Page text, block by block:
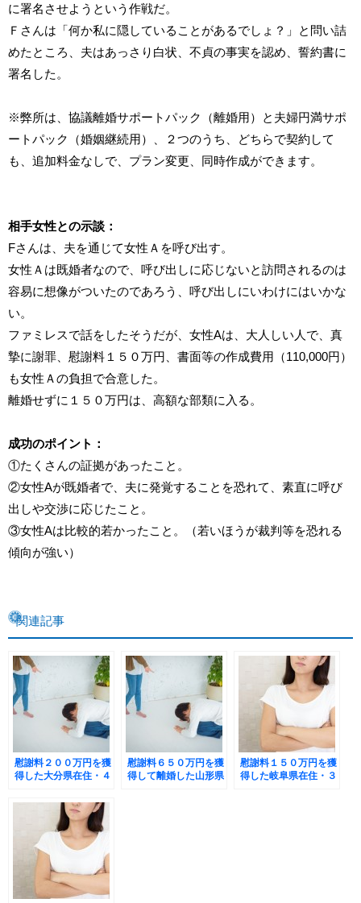
に署名させようという作戦だ。
Ｆさんは「何か私に隠していることがあるでしょ？」と問い詰
めたところ、夫はあっさり白状、不貞の事実を認め、誓約書に
署名した。
※弊所は、協議離婚サポートパック（離婚用）と夫婦円満サポ
ートパック（婚姻継続用）、２つのうち、どちらで契約して
も、追加料金なしで、プラン変更、同時作成ができます。
相手女性との示談：
Fさんは、夫を通じて女性Ａを呼び出す。
女性Ａは既婚者なので、呼び出しに応じないと訪問されるのは
容易に想像がついたのであろう、呼び出しにいわけにはいかな
い。
ファミレスで話をしたそうだが、女性Aは、大人しい人で、真
摯に謝罪、慰謝料１５０万円、書面等の作成費用（110,000円）
も女性Ａの負担で合意した。
離婚せずに１５０万円は、高額な部類に入る。
成功のポイント：
①たくさんの証拠があったこと。
②女性Aが既婚者で、夫に発覚することを恐れて、素直に呼び
出しや交渉に応じたこと。
③女性Aは比較的若かったこと。（若いほうが裁判等を恐れる
傾向が強い）
関連記事
慰謝料２００万円を獲
得した大分県在住・４
慰謝料６５０万円を獲
得して離婚した山形県
慰謝料１５０万円を獲
得した岐阜県在住・３